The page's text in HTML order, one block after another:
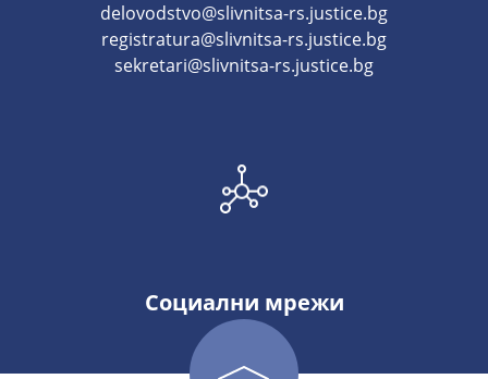
delovodstvo@slivnitsa-rs.justice.bg
registratura@slivnitsa-rs.justice.bg
sekretari@slivnitsa-rs.justice.bg
Социални мрежи